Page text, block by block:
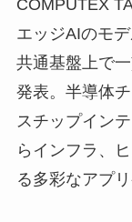
COMPUTEX
エッジAIのモ
共通基盤上で
発表。半導体
スチップイン
らインフラ、
る多彩なアプ